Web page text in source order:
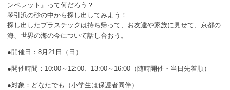
ンペレット』って何だろう？
琴引浜の砂の中から探し出してみよう！
探し出したプラスチックは持ち帰って、お友達や家族に見せて、京都の
海、世界の海の今について話し合おう。
●開催日：8月21日（日）
●開催時間：10:00～12:00、13:00～16:00（随時開催・当日先着順）
●対象：どなたでも（小学生は保護者同伴）